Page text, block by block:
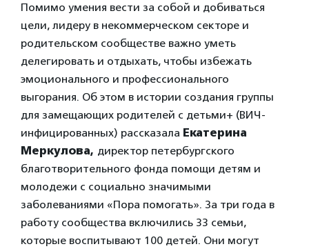
Помимо умения вести за собой и добиваться
цели, лидеру в некоммерческом секторе и
родительском сообществе важно уметь
делегировать и отдыхать, чтобы избежать
эмоционального и профессионального
выгорания. Об этом в истории создания группы
для замещающих родителей с детьми+ (ВИЧ-
инфицированных) рассказала Екатерина
Меркулова, директор петербургского
благотворительного фонда помощи детям и
молодежи с социально значимыми
заболеваниями «Пора помогать». За три года в
работу сообщества включились 33 семьи,
которые воспитывают 100 детей. Они могут